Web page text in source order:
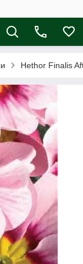
Hethor Finalis